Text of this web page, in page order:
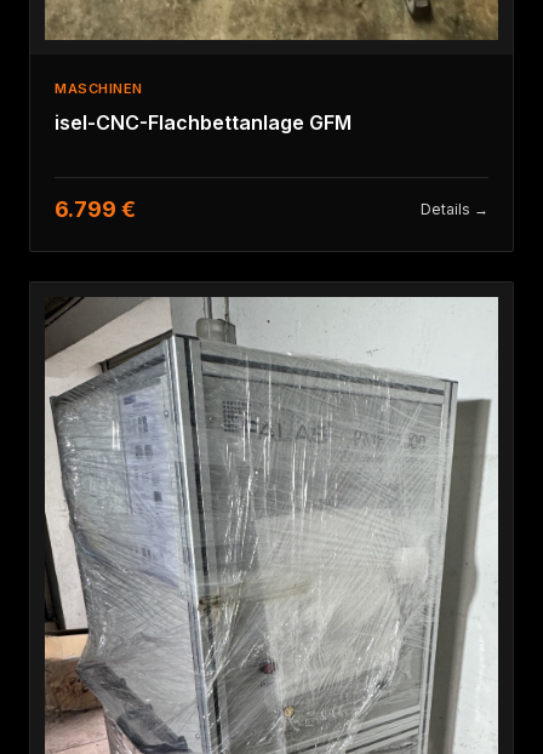
MASCHINEN
isel-CNC-Flachbettanlage GFM
6.799 € Details →